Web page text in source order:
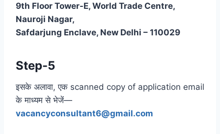
9th Floor Tower-E, World Trade Centre,
Nauroji Nagar,
Safdarjung Enclave, New Delhi – 110029
Step-5
इसके अलावा, एक scanned copy of application email
के माध्यम से भेजें—
vacancyconsultant6@gmail.com